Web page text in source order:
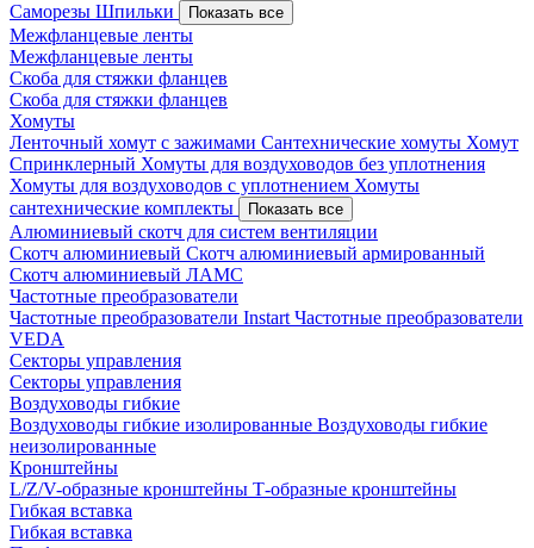
Саморезы Шпильки Показать все
Межфланцевые ленты
Межфланцевые ленты
Скоба для стяжки фланцев
Скоба для стяжки фланцев
Хомуты
Ленточный хомут с зажимами Сантехнические хомуты Хомут
Спринклерный Хомуты для воздуховодов без уплотнения
Хомуты для воздуховодов с уплотнением Хомуты
сантехнические комплекты
Показать все
Алюминиевый скотч для систем вентиляции
Скотч алюминиевый Скотч алюминиевый армированный
Скотч алюминиевый ЛАМС
Частотные преобразователи
Частотные преобразователи Instart Частотные преобразователи
VEDA
Секторы управления
Секторы управления
Воздуховоды гибкие
Воздуховоды гибкие изолированные Воздуховоды гибкие
неизолированные
Кронштейны
L/Z/V-образные кронштейны Т-образные кронштейны
Гибкая вставка
Гибкая вставка